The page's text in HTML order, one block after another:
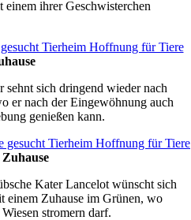
einem ihrer Geschwisterchen
sehnt sich dringend wieder nach
er nach der Eingewöhnung auch
genießen kann.
Kater Lancelot wünscht sich
einem Zuhause im Grünen, wo
stromern darf.